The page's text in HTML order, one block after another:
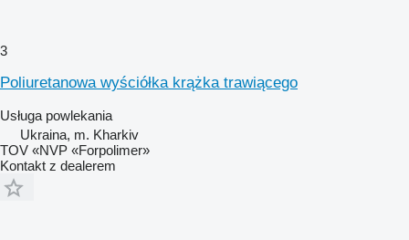
3
Poliuretanowa wyściółka krążka trawiącego
Usługa powlekania
Ukraina, m. Kharkiv
TOV «NVP «Forpolimer»
Kontakt z dealerem